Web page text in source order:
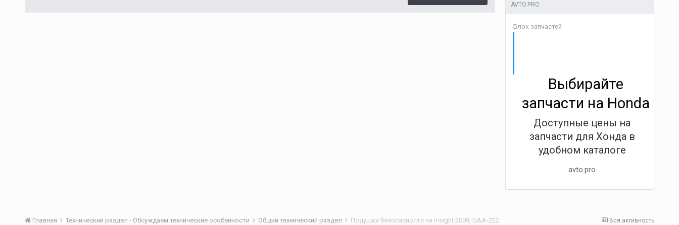
AVTO.PRO
Блок запчастей
Выбирайте
запчасти на Honda
Доступные цены на
запчасти для Хонда в
удобном каталоге
avto.pro
Вся активность
Главная Технический раздел - Обсуждаем технические особенности Общий технический раздел Подушки безопасности на insight 2009, DAA-ZE2